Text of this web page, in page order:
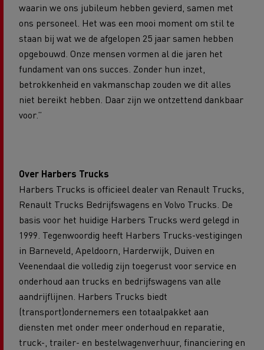
waarin we ons jubileum hebben gevierd, samen met
ons personeel. Het was een mooi moment om stil te
staan bij wat we de afgelopen 25 jaar samen hebben
opgebouwd. Onze mensen vormen al die jaren het
fundament van ons succes. Zonder hun inzet,
betrokkenheid en vakmanschap zouden we dit alles
niet bereikt hebben. Daar zijn we ontzettend dankbaar
voor.”
Over Harbers Trucks
Harbers Trucks is officieel dealer van Renault Trucks,
Renault Trucks Bedrijfswagens en Volvo Trucks. De
basis voor het huidige Harbers Trucks werd gelegd in
1999. Tegenwoordig heeft Harbers Trucks-vestigingen
in Barneveld, Apeldoorn, Harderwijk, Duiven en
Veenendaal die volledig zijn toegerust voor service en
onderhoud aan trucks en bedrijfswagens van alle
aandrijflijnen. Harbers Trucks biedt
(transport)ondernemers een totaalpakket aan
diensten met onder meer onderhoud en reparatie,
truck-, trailer- en bestelwagenverhuur, financiering en